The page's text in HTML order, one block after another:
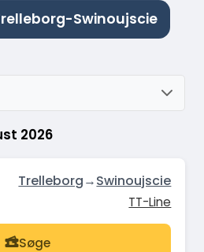
Swinoujscie
2026
Trelleborg→Swinoujscie
TT-Line
Søge